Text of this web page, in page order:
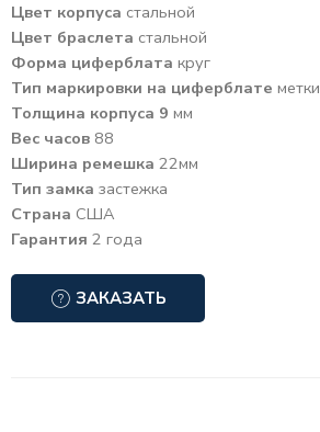
Цвет корпуса стальной
Цвет браслета стальной
Форма циферблата круг
Тип маркировки на циферблате метки
Толщина корпуса 9 мм
Вес часов 88
Ширина ремешка 22мм
Тип замка застежка
Страна США
Гарантия 2 года
ЗАКАЗАТЬ